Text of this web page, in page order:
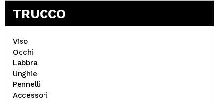
TRUCCO
Viso
Occhi
Labbra
Unghie
Pennelli
Accessori